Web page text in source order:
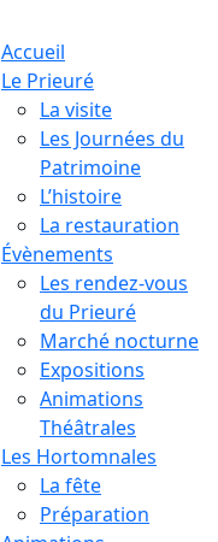
Accueil
Le Prieuré
La visite
Les Journées du
Patrimoine
L’histoire
La restauration
Évènements
Les rendez-vous
du Prieuré
Marché nocturne
Expositions
Animations
Théâtrales
Les Hortomnales
La fête
Préparation